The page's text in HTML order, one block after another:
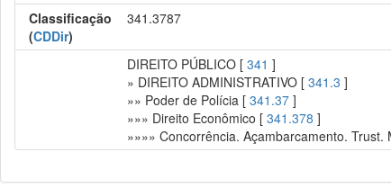
Classificação
(CDDir)
341.3787
DIREITO PÚBLICO [341 ]
» DIREITO ADMINISTRATIVO [341.3 ]
»» Poder de Polícia [341.37 ]
»»» Direito Econômico [341.378 ]
»»»» Concorrência. Açambarcamento.